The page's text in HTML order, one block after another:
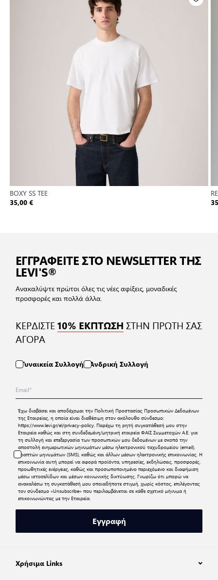
BOXY SS TEE
35,00 €
ΕΓΓΡΑΦΕΙΤΕ ΣΤΟ NEWSLETTER ΤΗΣ
LEVI'S®
Ανακαλύψτε πρώτοι όλες τις νέες αφίξεις, μοναδικές
προσφορές και πολλά άλλα.
ΚΕΡΔΙΣΤΕ10% ΕΚΠΤΩΣΗ ΣΤΗΝ ΠΡΩΤΗ ΣΑΣ
ΑΓΟΡΑ
Γυναικεία Συλλογή Ανδρική Συλλογή
Έχω διαβάσει και αποδέχομαι την Πολιτική Προστασίας Προσωπικών Δεδομένων
της Εταιρείας, η οποία είναι διαθέσιμη στον ακόλουθο σύνδεσμο:
https://www.levi.gr/el/privacy-policy. Παρέχω τη ρητή συγκατάθεσή μου στην
Εταιρεία καθώς και στη συνδεδεμένη/μητρική εταιρεία ΦΑΙΣ Συμμετοχών Α.Ε. για
τη συλλογή και επεξεργασία των προσωπικών μου δεδομένων με σκοπό την
αποστολή ενημερωτικών μηνυμάτων μέσω ηλεκτρονικού ταχυδρομείου (email),
γραπτών μηνυμάτων (SMS), καθώς και άλλων μέσων ηλεκτρονικής επικοινωνίας. Η
επικοινωνία αυτή μπορεί να αφορά προϊόντα, υπηρεσίες, εκδηλώσεις, προσφορές,
προωθητικές ενέργειες, καθώς και προσωποποιημένο περιεχόμενο και διαφήμιση
μέσω ιστοσελίδων και μέσων κοινωνικής δικτύωσης. Γνωρίζω ότι μπορώ να
ανακαλέσω τη συγκατάθεσή μου οποιαδήποτε στιγμή, χωρίς κόστος, επιλέγοντας
τον σύνδεσμο «Unsubscribe» που περιλαμβάνεται σε κάθε σχετικό μήνυμα ή
επικοινωνώντας με την Εταιρεία.
Εγγραφή
Χρήσιμα Links